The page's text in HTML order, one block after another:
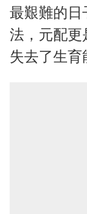
最艱難的日
法，元配更
失去了生育